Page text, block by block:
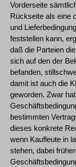
Vorderseite
Rückseite als eine
und
feststellen kann,
daß die Parteien
sich auf den der
befanden,
damit ist auch die
geworden. Zwar
bestimmten
dieses konkrete
wenn Kaufleute in
stehen, dabei